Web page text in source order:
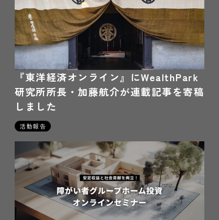
『東洋経済オンライン』にWealthPark
研究所所長・加藤航介が連載記事を寄稿
しました
活動報告